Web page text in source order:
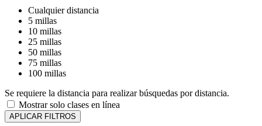
Cualquier distancia
5 millas
10 millas
25 millas
50 millas
75 millas
100 millas
Se requiere la distancia para realizar búsquedas por distancia.
Mostrar solo clases en línea
APLICAR FILTROS